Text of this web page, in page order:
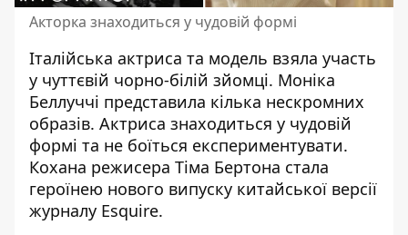
Акторка знаходиться у чудовій формі
Італійська актриса та модель взяла участь
у чуттєвій чорно-білій зйомці. Моніка
Беллуччі представила кілька нескромних
образів. Актриса знаходиться у чудовій
формі та не боїться експериментувати.
Кохана режисера Тіма Бертона стала
героїнею нового випуску китайської версії
журналу Esquire.